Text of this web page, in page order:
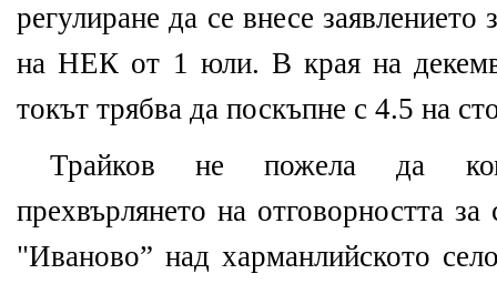
регулиране да се внесе заявлението
на НЕК от 1 юли. В края на
токът трябва да поскъпне с 4.5 на
Трайков не пожела да
прехвърлянето на отговорността за
"Иваново” над харманлийското